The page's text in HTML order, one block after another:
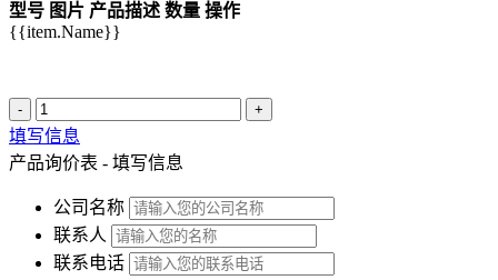
型号 图片 产品描述 数量 操作
{{item.Name}}
- +
填写信息
产品询价表 - 填写信息
公司名称
联系人
联系电话